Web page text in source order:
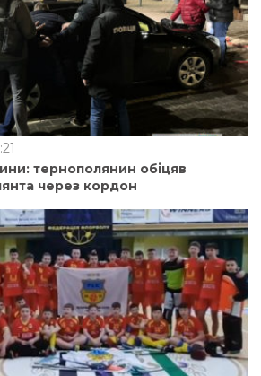
тернополянин обіцяв
через кордон